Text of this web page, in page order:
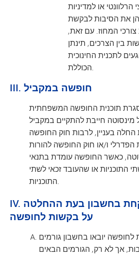
או למדיניות
הן את הסיבות לבקשת
המחוז. עם זאת,
בין הצרכים, תינתן
לתכנית החינוכית
הכוללת.
III. חופשה במקביל
תוכנית החופשה המשפחתית
חייבת להתקיים במקביל
בעניין, לרבות חוק החופשה
ו/או חוק החופשה להורות
כאשר החופשה עומדת בתנאי
התוכניות או שהעובד זכאי לשתי
התוכניות.
IV. גורמים שיש לקחת בחשבון בעת ההחלטה
על בקשות לחופשה
יובאו בחשבון גורמים